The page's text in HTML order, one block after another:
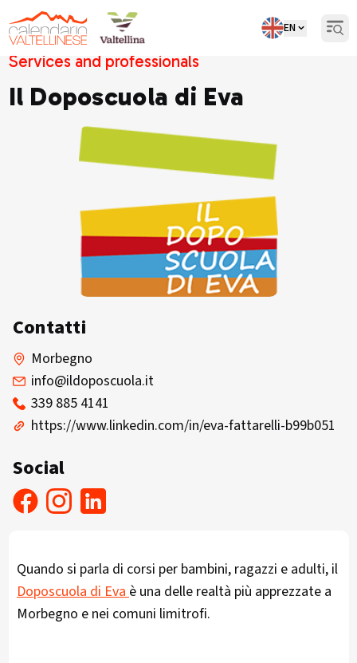
EN
Services and professionals
Il Doposcuola di Eva
Contatti
Morbegno
info@ildoposcuola.it
339 885 4141
https://www.linkedin.com/in/eva-fattarelli-b99b051
Social
Quando si parla di corsi per bambini, ragazzi e adulti, il
Doposcuola di Eva è una delle realtà più apprezzate a
Morbegno e nei comuni limitrofi.